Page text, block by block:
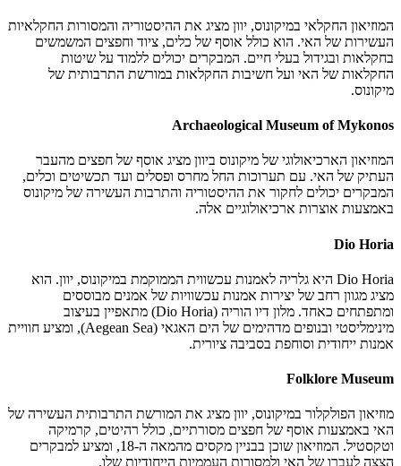
המוזיאון החקלאי במיקונוס, יוון מציג את ההיסטוריה והמסורות החקלאיות
העשירות של האי. הוא כולל אוסף של כלים, ציוד וחפצים המשמשים
בחקלאות ובגידול בעלי חיים. המבקרים יכולים ללמוד על שיטות
החקלאות של האי ועל חשיבות החקלאות במורשת התרבותית של
מיקונוס.
Archaeological Museum of Mykonos
המוזיאון הארכיאולוגי של מיקונוס ביוון מציג אוסף של חפצים מהעבר
העתיק של האי. עם תערוכות החל מחרס ופסלים ועד תכשיטים וכלים,
המבקרים יכולים לחקור את ההיסטוריה והתרבות העשירה של מיקונוס
באמצעות אוצרות ארכיאולוגיים אלה.
Dio Horia
Dio Horia היא גלריה לאמנות עכשווית הממוקמת במיקונוס, יוון. הוא
מציג מגוון רחב של יצירות אמנות עכשוויות של אמנים מבוססים
ומתפתחים כאחד. מלון דיו הוריה (Dio Horia) מתאפיין בעיצוב
מינימליסטי ובנופים מדהימים של הים האגאי (Aegean Sea), ומציע חוויית
אמנות ייחודית וסוחפת בסביבה ציורית.
Folklore Museum
מוזיאון הפולקלור במיקונוס, יוון מציג את המורשת התרבותית העשירה של
האי באמצעות אוסף של חפצים מסורתיים, כולל רהיטים, קרמיקה
וטקסטיל. המוזיאון שוכן בבניין מקסים מהמאה ה-18, ומציע למבקרים
הצצה לעברו של האי ולמסורות העממיות הייחודיות שלו.